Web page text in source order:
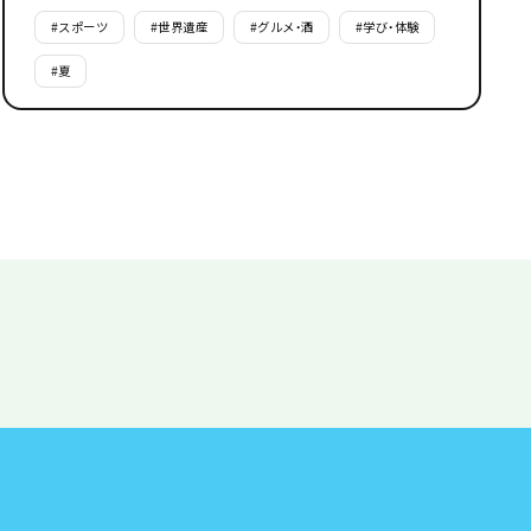
#スポーツ #世界遺産 #グルメ・酒 #学び・体験
#夏